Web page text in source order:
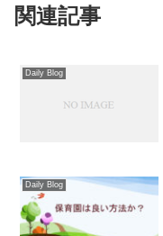
関連記事
Daily Blog
Daily Blog